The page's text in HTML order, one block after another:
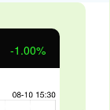
-1.00%